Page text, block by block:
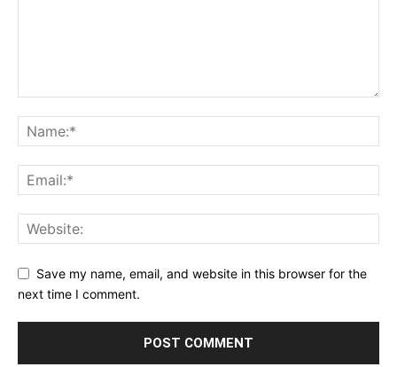
Save my name, email, and website in this browser for the
next time I comment.